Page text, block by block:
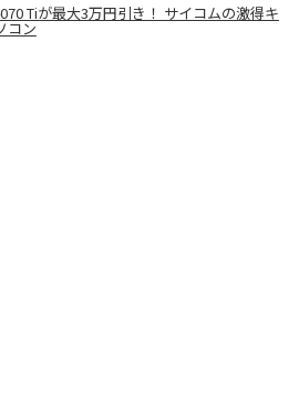
Tiが最大3万円引き！ サイコムの激得キ
コン